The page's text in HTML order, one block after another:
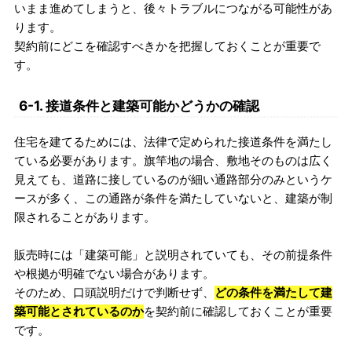
いまま進めてしまうと、後々トラブルにつながる可能性があ
ります。
契約前にどこを確認すべきかを把握しておくことが重要で
す。
6-1. 接道条件と建築可能かどうかの確認
住宅を建てるためには、法律で定められた接道条件を満たし
ている必要があります。旗竿地の場合、敷地そのものは広く
見えても、道路に接しているのが細い通路部分のみというケ
ースが多く、この通路が条件を満たしていないと、建築が制
限されることがあります。
販売時には「建築可能」と説明されていても、その前提条件
や根拠が明確でない場合があります。
そのため、口頭説明だけで判断せず、
どの条件を満たして建
築可能とされているのかを契約前に確認しておくことが重要
です。